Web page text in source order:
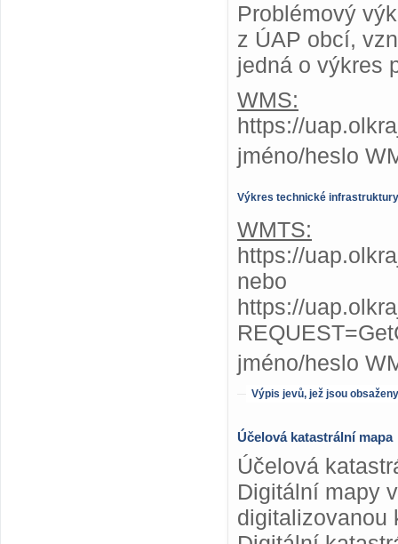
Problémový
z ÚAP obcí,
jedná o výkres
WMS:
https://
jméno/heslo
Výkres technické infrastruktury
WMTS:
https://
nebo
https://
jméno/heslo
Výpis jevů, jež jsou
Účelová katastrální mapa
Účelová
Digitální mapy
digitalizovanou